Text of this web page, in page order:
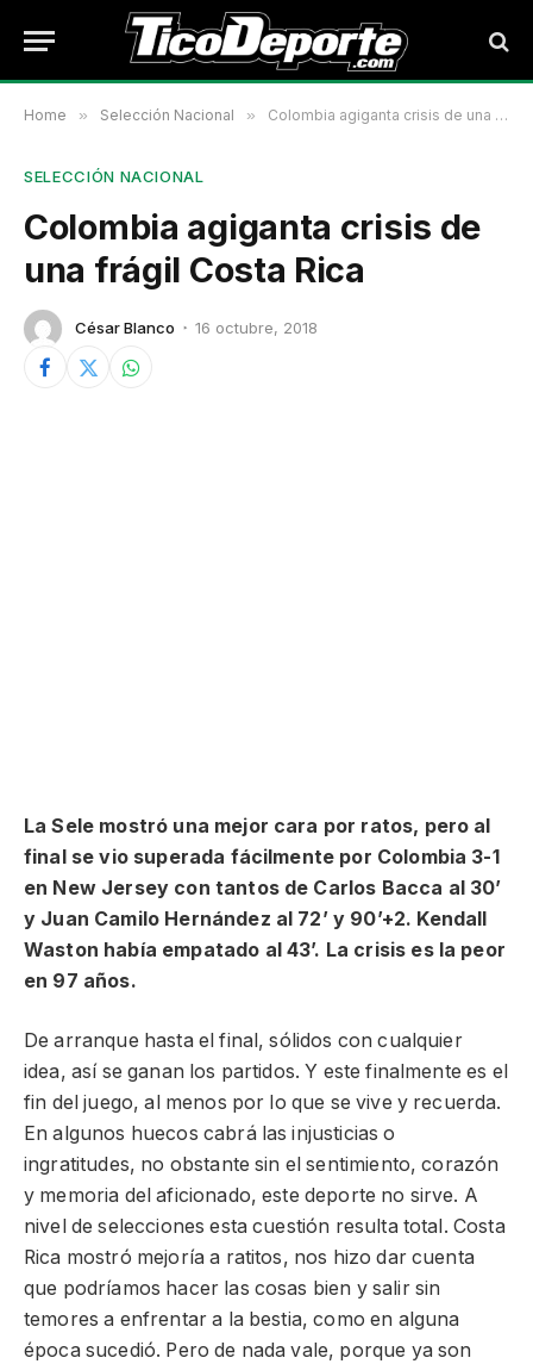
Home » Selección Nacional » Colombia agiganta crisis de una frágil Costa Rica
SELECCIÓN NACIONAL
Colombia agiganta crisis de
una frágil Costa Rica
César Blanco 16 octubre, 2018
La Sele mostró una mejor cara por ratos, pero al
final se vio superada fácilmente por Colombia 3-1
en New Jersey con tantos de Carlos Bacca al 30’
y Juan Camilo Hernández al 72’ y 90’+2. Kendall
Waston había empatado al 43’. La crisis es la peor
en 97 años.
De arranque hasta el final, sólidos con cualquier
idea, así se ganan los partidos. Y este finalmente es el
fin del juego, al menos por lo que se vive y recuerda.
En algunos huecos cabrá las injusticias o
ingratitudes, no obstante sin el sentimiento, corazón
y memoria del aficionado, este deporte no sirve. A
nivel de selecciones esta cuestión resulta total. Costa
Rica mostró mejoría a ratitos, nos hizo dar cuenta
que podríamos hacer las cosas bien y salir sin
temores a enfrentar a la bestia, como en alguna
época sucedió. Pero de nada vale, porque ya son